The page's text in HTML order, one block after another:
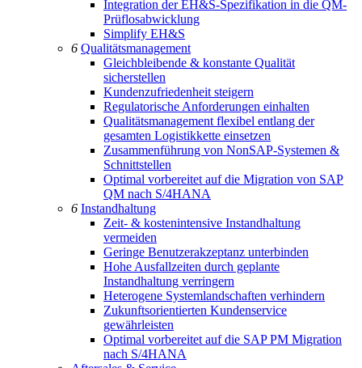
Integration der EH&S-Spezifikation in die QM-
Prüflosabwicklung
Simplify EH&S
6 Qualitätsmanagement
Gleichbleibende & konstante Qualität
sicherstellen
Kundenzufriedenheit steigern
Regulatorische Anforderungen einhalten
Qualitätsmanagement flexibel entlang der
gesamten Logistikkette einsetzen
Zusammenführung von NonSAP-Systemen &
Schnittstellen
Optimal vorbereitet auf die Migration von SAP
QM nach S/4HANA
6 Instandhaltung
Zeit- & kostenintensive Instandhaltung
vermeiden
Geringe Benutzerakzeptanz unterbinden
Hohe Ausfallzeiten durch geplante
Instandhaltung verringern
Heterogene Systemlandschaften verhindern
Zukunftsorientierten Kundenservice
gewährleisten
Optimal vorbereitet auf die SAP PM Migration
nach S/4HANA